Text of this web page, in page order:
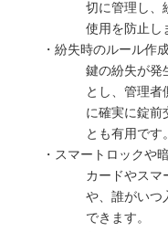
切に管理し、
使用を防止し
・紛失時のルール作
鍵の紛失が発
とし、管理者
に確実に錠前
とも有用です。
・スマートロックや
カードやスマ
や、誰がいつ
できます。